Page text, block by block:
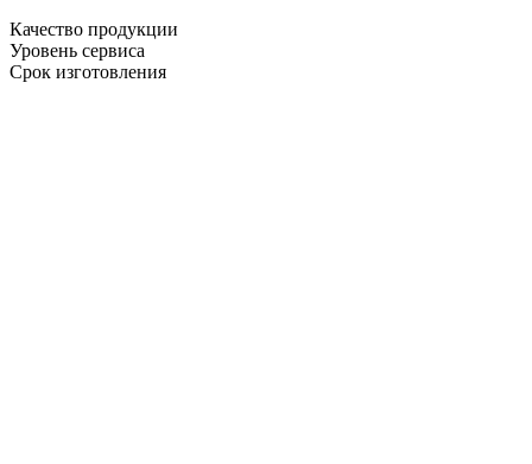
Качество продукции
Уровень сервиса
Срок изготовления